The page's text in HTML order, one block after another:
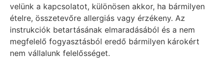
velünk a kapcsolatot, különösen akkor, ha bármilyen
ételre, összetevőre allergiás vagy érzékeny. Az
instrukciók betartásának elmaradásából és a nem
megfelelő fogyasztásból eredő bármilyen károkért
nem vállalunk felelősséget.